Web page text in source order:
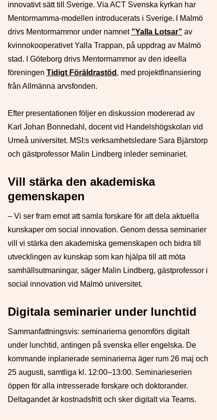
innovativt sätt till Sverige. Via ACT Svenska kyrkan har
Mentormamma-modellen introducerats i Sverige. I Malmö
drivs Mentormammor under namnet ”Yalla Lotsar” av
kvinnokooperativet Yalla Trappan, på uppdrag av Malmö
stad. I Göteborg drivs Mentormammor av den ideella
föreningen Tidigt Föräldrastöd , med projektfinansiering
från Allmänna arvsfonden.
Efter presentationen följer en diskussion modererad av
Karl Johan Bonnedahl, docent vid Handelshögskolan vid
Umeå universitet. MSI:s verksamhetsledare Sara Bjärstorp
och gästprofessor Malin Lindberg inleder seminariet.
Vill stärka den akademiska
gemenskapen
– Vi ser fram emot att samla forskare för att dela aktuella
kunskaper om social innovation. Genom dessa seminarier
vill vi stärka den akademiska gemenskapen och bidra till
utvecklingen av kunskap som kan hjälpa till att möta
samhällsutmaningar, säger Malin Lindberg, gästprofessor i
social innovation vid Malmö universitet.
Digitala seminarier under lunchtid
Sammanfattningsvis: seminarierna genomförs digitalt
under lunchtid, antingen på svenska eller engelska. De
kommande inplanerade seminarierna äger rum 26 maj och
25 augusti, samtliga kl. 12:00–13:00. Seminarieserien
öppen för alla intresserade forskare och doktorander.
Deltagandet är kostnadsfritt och sker digitalt via Teams.